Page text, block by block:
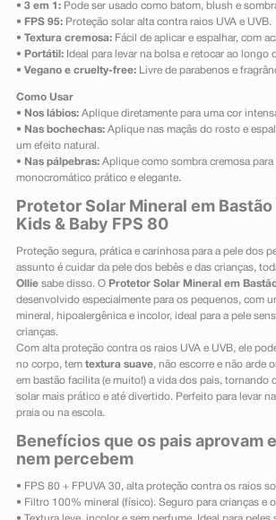
• 3 em 1:Pode ser usado como batom, blush e
• FPS 95:Proteção solar alta contra raios UVA e UVB.
• Textura cremosa:Fácil de aplicar e espalhar, com
• Portátil:Ideal para levar na bolsa e retocar ao longo
• Vegano e cruelty-free:Livre de parabenos e
Como Usar
• Nos lábios:Aplique diretamente para uma cor
• Nas bochechas:Aplique nas maçãs do rosto e
um efeito natural.
• Nas pálpebras:Aplique como sombra cremosa para
monocromático prático e elegante.
Protetor Solar Mineral em
Kids & Baby FPS 80
Proteção segura, prática e carinhosa para a pele dos
assunto é cuidar da pele dos bebês e das crianças,
Olliesabe disso. O Protetor Solar Mineral em
desenvolvido especialmente para os pequenos, com
mineral, hipoalergênica e incolor, ideal para a pele
crianças.
Com alta proteção contra os raios UVA e UVB, ele
no corpo, tem textura suave, não escorre e não arde
em bastão facilita (e muito!) a vida dos pais, tornando
solar mais prático e até divertido. Perfeito para levar
praia ou na escola.
Benefícios que os pais aprovam
nem percebem
• FPS 80 + FPUVA 30, alta proteção contra os raios
• Filtro 100% mineral (físico). Seguro para crianças e